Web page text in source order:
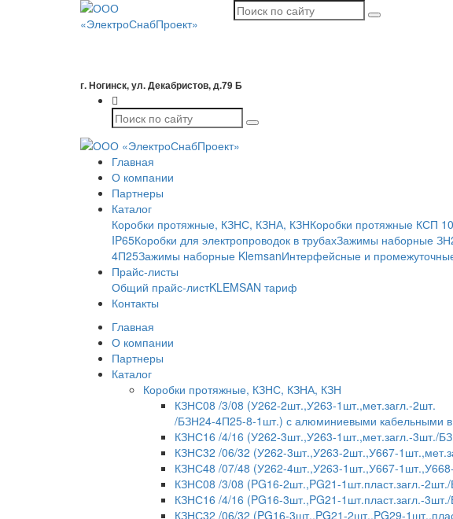
г. Ногинск, ул. Декабристов, д.79 Б
Главная
О компании
Партнеры
Каталог
Коробки протяжные, КЗНС, КЗНА, КЗНКоробки протяжные КСП
IP65Коробки для электропроводок в трубахЗажимы наборные
4П25Зажимы наборные KlemsanИнтерфейсные и
Прайс-листы
Общий прайс-листKLEMSAN тариф
Контакты
Главная
О компании
Партнеры
Каталог
Коробки протяжные, КЗНС, КЗНА, КЗН
КЗНС08 /3/08 (У262-2шт.,У263-1шт.,мет.загл.-2шт.
/БЗН24-4П25-8-1шт.) с алюминиевыми кабельными
КЗНС16 /4/16 (У262-3шт.,У263-1шт.,мет.загл.-3шт./
КЗНС32 /06/32 (У262-3шт.,У263-2шт.,У667-
КЗНС48 /07/48 (У262-4шт.,У263-1шт.,У667-
КЗНС08 /3/08 (PG16-2шт.,PG21-1шт.пласт.загл.-
КЗНС16 /4/16 (PG16-3шт.,PG21-1шт.пласт.загл.-
КЗНС32 /06/32 (PG16-3шт.,PG21-2шт.,PG29-